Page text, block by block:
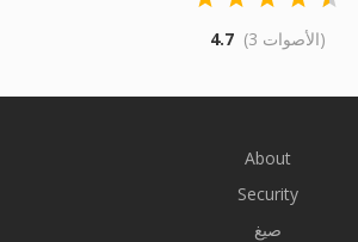
4.7 (3 الأصوات)
About
Security
صيغ